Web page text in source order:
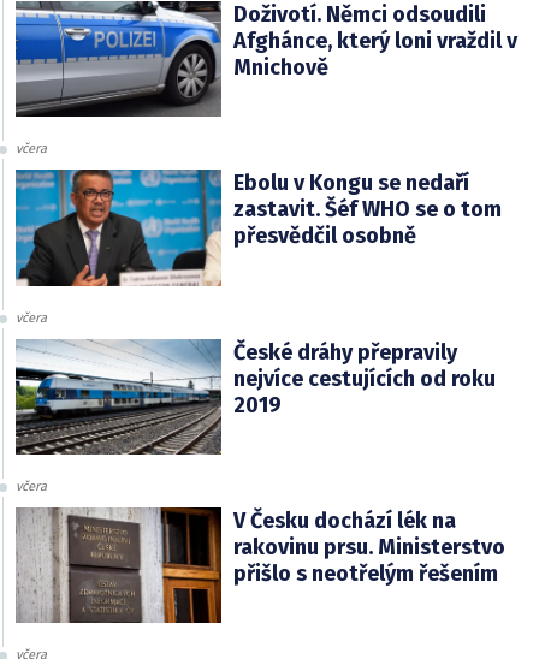
Doživotí. Němci odsoudili
Afghánce, který loni vraždil v
Mnichově
včera
Ebolu v Kongu se nedaří
zastavit. Šéf WHO se o tom
přesvědčil osobně
včera
České dráhy přepravily
nejvíce cestujících od roku
2019
včera
V Česku dochází lék na
rakovinu prsu. Ministerstvo
přišlo s neotřelým řešením
včera